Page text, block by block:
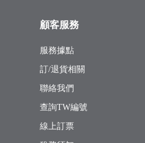
顧客服務
服務據點
訂/退貨相關
聯絡我們
查詢TW編號
線上訂票